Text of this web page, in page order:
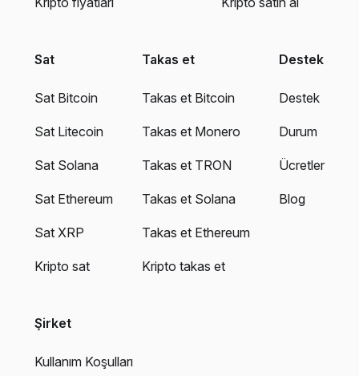
Sat
Sat Bitcoin
Sat Litecoin
Sat Solana
Sat Ethereum
Sat XRP
Kripto sat
Takas et
Takas et Bitcoin
Takas et Monero
Takas et TRON
Takas et Solana
Takas et Ethereum
Kripto takas et
Destek
Destek
Durum
Ücretler
Blog
Şirket
Kullanım Koşulları